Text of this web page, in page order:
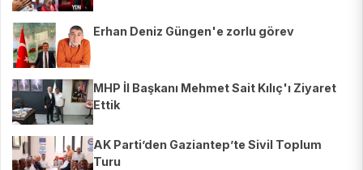
Erhan Deniz Güngen'e zorlu görev
MHP İl Başkanı Mehmet Sait Kılıç'ı Ziyaret
Ettik
AK Parti’den Gaziantep’te Sivil Toplum
Turu